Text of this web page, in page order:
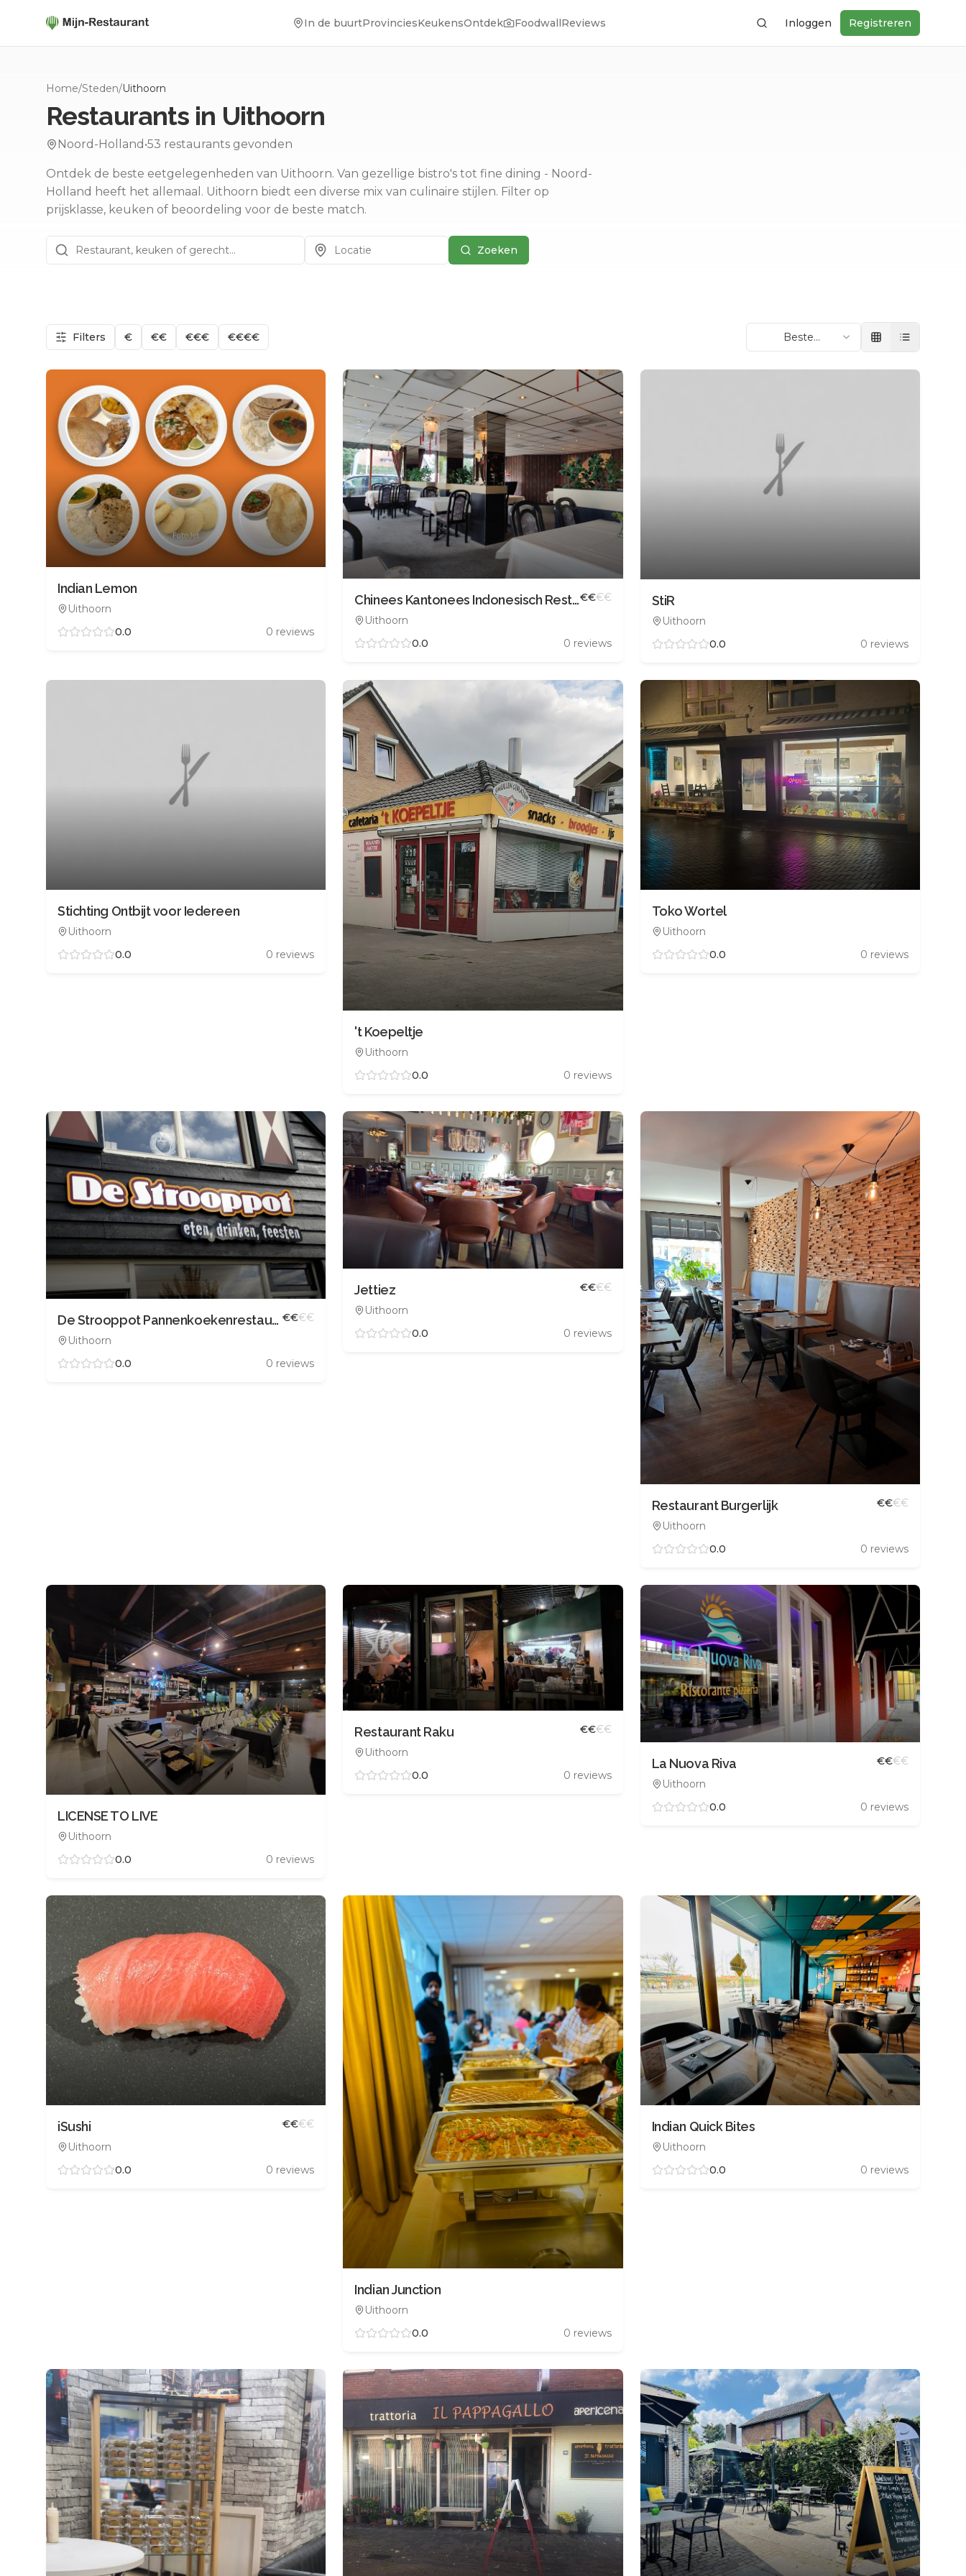
In de buurtProvinciesKeukensOntdek FoodwallReviews ZoekenInloggen Registreren
Home/Steden/Uithoorn
Restaurants in Uithoorn
Noord-Holland •53 restaurants gevonden
Ontdek de beste eetgelegenheden van Uithoorn. Van gezellige bistro's tot fine dining - Noord-
Holland heeft het allemaal. Uithoorn biedt een diverse mix van culinaire stijlen. Filter op
prijsklasse, keuken of beoordeling voor de beste match.
Zoeken
Filters € €€ €€€ €€€€
Beste
beoordeling
Indian Lemon
Uithoorn
0.0
0 reviews
Chinees Kantonees Indonesisch Restaurant Oriental Paradise
Uithoorn
€€€€
0.0 0 reviews
StiR
Uithoorn
0.0
0 reviews
Stichting Ontbijt voor Iedereen
Uithoorn
0.0
0 reviews
't Koepeltje
Uithoorn
0.0
0 reviews
Toko Wortel
Uithoorn
0.0
0 reviews
De Strooppot Pannenkoekenrestaurant
Uithoorn
€€€€
0.0 0 reviews
Jettiez
Uithoorn
€€€€
0.0 0 reviews
Restaurant Burgerlijk
Uithoorn
€€€€
0.0 0 reviews
LICENSE TO LIVE
Uithoorn
0.0
0 reviews
Restaurant Raku
Uithoorn
€€€€
0.0 0 reviews
La Nuova Riva
Uithoorn
€€€€
0.0 0 reviews
iSushi
Uithoorn
€€€€
0.0 0 reviews
Indian Junction
Uithoorn
0.0
0 reviews
Indian Quick Bites
Uithoorn
0.0
0 reviews